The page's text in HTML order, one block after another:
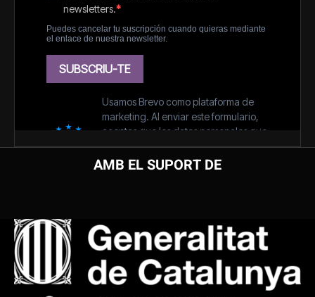
AMB EL SUPORT DE